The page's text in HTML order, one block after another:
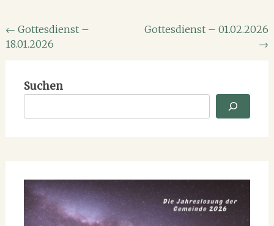
Beitragsnavigation
← Gottesdienst –
18.01.2026
Gottesdienst – 01.02.2026
→
Suchen